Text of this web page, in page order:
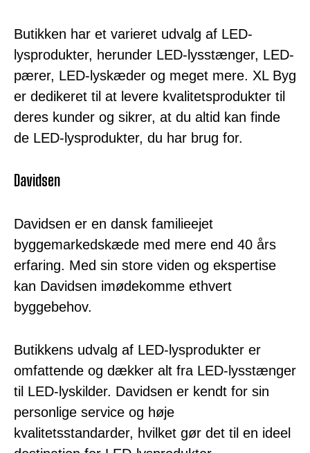
Butikken har et varieret udvalg af LED-
lysprodukter, herunder LED-lysstænger, LED-
pærer, LED-lyskæder og meget mere. XL Byg
er dedikeret til at levere kvalitetsprodukter til
deres kunder og sikrer, at du altid kan finde
de LED-lysprodukter, du har brug for.
Davidsen
Davidsen er en dansk familieejet
byggemarkedskæde med mere end 40 års
erfaring. Med sin store viden og ekspertise
kan Davidsen imødekomme ethvert
byggebehov.
Butikkens udvalg af LED-lysprodukter er
omfattende og dækker alt fra LED-lysstænger
til LED-lyskilder. Davidsen er kendt for sin
personlige service og høje
kvalitetsstandarder, hvilket gør det til en ideel